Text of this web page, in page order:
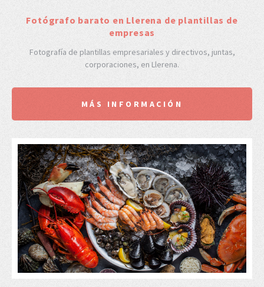
Fotógrafo barato en Llerena de plantillas de
empresas
Fotografía de plantillas empresariales y directivos, juntas,
corporaciones, en Llerena.
MÁS INFORMACIÓN